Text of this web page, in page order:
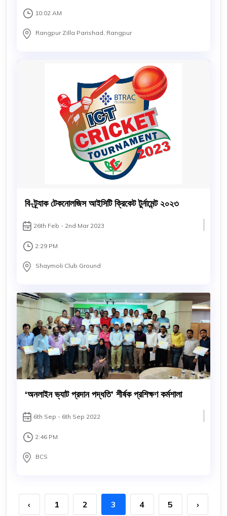
10:02 AM
Rangpur Zilla Parishad, Rangpur
বি-ট্র্যাক টেকনোলজিস আইসিটি ক্রিকেট টুর্নামেন্ট ২০২৩
26th Feb - 2nd Mar 2023
2:29 PM
Shaymoli Club Ground
‘অনলাইন ভ্যাট প্রদান পদ্ধতি’ শীর্ষক প্রশিক্ষণ কর্মশালা
6th Sep - 6th Sep 2022
2:46 PM
BCS
‹ 1 2 3 4 5 ›